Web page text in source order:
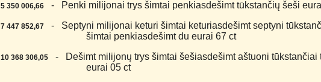
5 350 006,66
- Penki milijonai trys šimtai penkiasdešimt tūkstančių šeši
7 447 852,67
- Septyni milijonai keturi šimtai keturiasdešimt septyni
šimtai penkiasdešimt du eurai 67 ct
10 368 306,05
- Dešimt milijonų trys šimtai šešiasdešimt aštuoni tūkstančiai
eurai 05 ct